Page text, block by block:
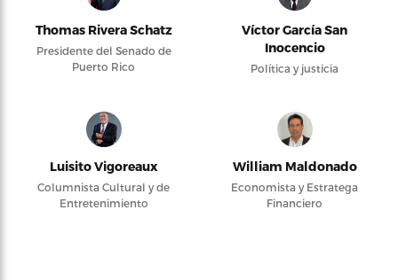
Thomas Rivera Schatz
Presidente del Senado de
Puerto Rico
Víctor García San
Inocencio
Política y justicia
Luisito Vigoreaux
Columnista Cultural y de
Entretenimiento
William Maldonado
Economista y Estratega
Financiero